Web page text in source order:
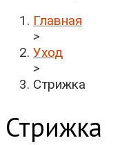
Главная
>
Уход
>
Стрижка
Стрижка